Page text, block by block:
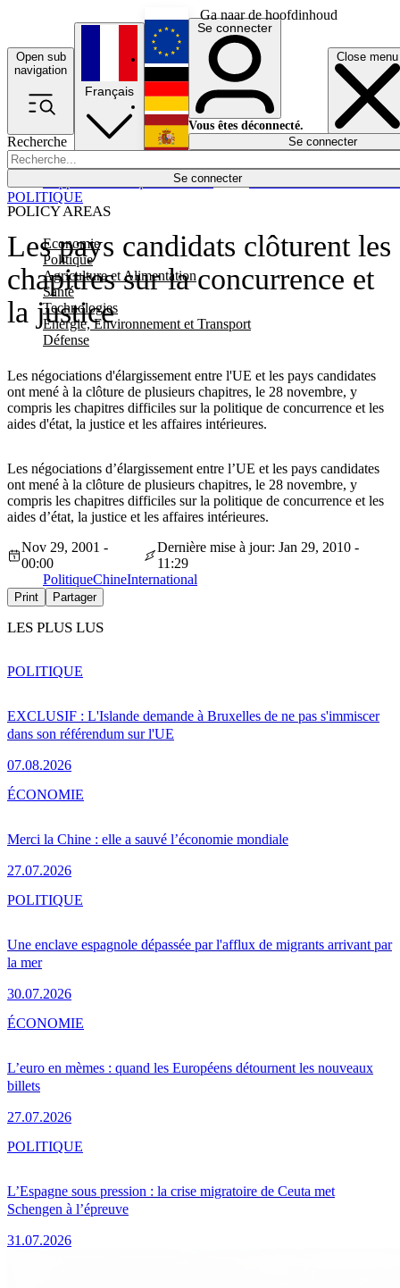
Ga naar de hoofdinhoud
Open sub
navigation
Close menu
Recherche
Se connecter
POLICY AREAS
Economie
Politique
Agriculture et Alimentation
Santé
Technologies
Energie, Environnement et Transport
Défense
Économie
Français
English
Deutsch
Español
Se connecter
Vous êtes déconnecté.
Se connecter
Les pays candidats clôturent les
chapitres sur la concurrence et
la justice
Les négociations d'élargissement entre l'UE et les pays candidates
ont mené à la clôture de plusieurs chapitres, le 28 novembre, y
compris les chapitres difficiles sur la politique de concurrence et les
aides d'état, la justice et les affaires intérieures.
POLITIQUE
Les négociations d’élargissement entre l’UE et les pays candidates
ont mené à la clôture de plusieurs chapitres, le 28 novembre, y
compris les chapitres difficiles sur la politique de concurrence et les
aides d’état, la justice et les affaires intérieures.
Nov 29, 2001 -
00:00
Dernière mise à jour: Jan 29, 2010 -
11:29
PolitiqueChineInternational
Print Partager
LES PLUS LUS
EXCLUSIF : L'Islande demande à Bruxelles de ne pas s'immiscer
dans son référendum sur l'UE
07.08.2026
POLITIQUE
Merci la Chine : elle a sauvé l’économie mondiale
27.07.2026
ÉCONOMIE
Une enclave espagnole dépassée par l'afflux de migrants arrivant par
la mer
30.07.2026
POLITIQUE
L’euro en mèmes : quand les Européens détournent les nouveaux
billets
27.07.2026
ÉCONOMIE
L’Espagne sous pression : la crise migratoire de Ceuta met
Schengen à l’épreuve
31.07.2026
POLITIQUE